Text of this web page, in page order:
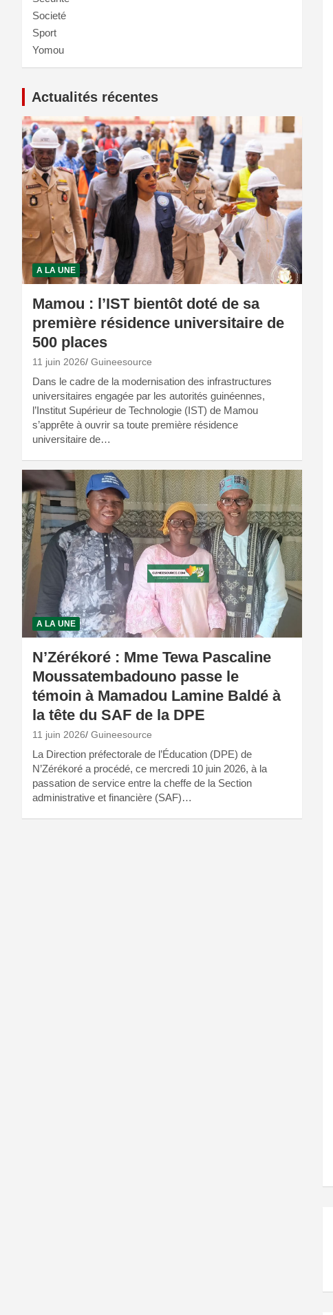
Societé
Sport
Yomou
Actualités récentes
A LA UNE
Mamou : l’IST bientôt doté de sa
première résidence universitaire de
500 places
11 juin 2026 Guineesource
Dans le cadre de la modernisation des infrastructures
universitaires engagée par les autorités guinéennes,
l’Institut Supérieur de Technologie (IST) de Mamou
s’apprête à ouvrir sa toute première résidence
universitaire de…
A LA UNE
N’Zérékoré : Mme Tewa Pascaline
Moussatembadouno passe le
témoin à Mamadou Lamine Baldé à
la tête du SAF de la DPE
11 juin 2026 Guineesource
La Direction préfectorale de l’Éducation (DPE) de
N’Zérékoré a procédé, ce mercredi 10 juin 2026, à la
passation de service entre la cheffe de la Section
administrative et financière (SAF)…